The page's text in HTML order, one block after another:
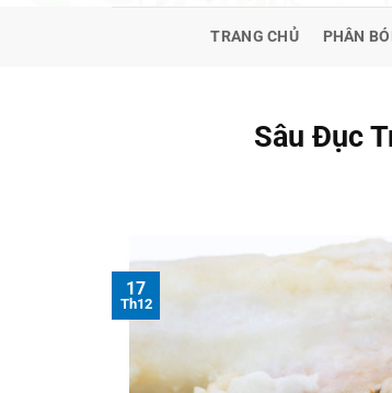
TRANG CHỦ PHÂN
Sâu Đục
17
Th12